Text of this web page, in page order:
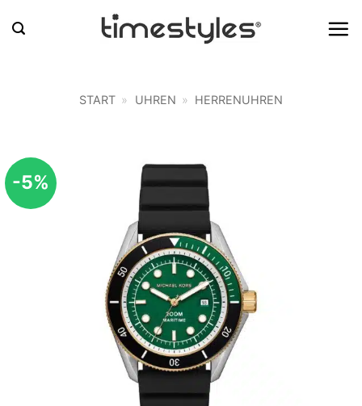
Inhalt
START » UHREN » HERRENUHREN
-5%